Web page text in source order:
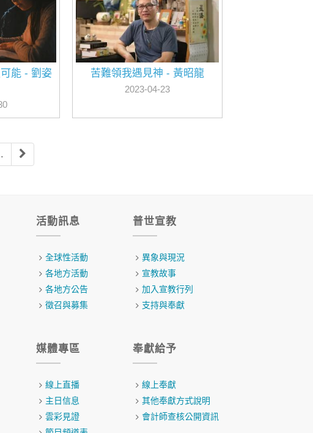
能 - 劉姿
苦難領我遇見神 - 黃昭龍
2023-04-23
活動訊息
全球性活動
各地方活動
各地方公告
徵召與募集
媒體專區
線上直播
主日信息
雲彩見證
普世宣教
異象與現況
宣教故事
加入宣教行列
支持與奉獻
奉獻給予
線上奉獻
其他奉獻方式說明
會計師查核公開資訊